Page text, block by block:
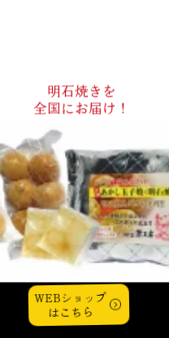
明石焼きを
全国にお届け！
WEBショップ
はこちら